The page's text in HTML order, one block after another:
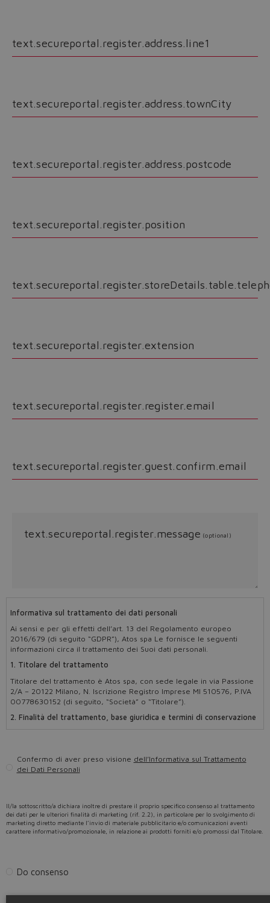
Do you want to leave the
configurator?
text.secureportal.register.address.line1
text.secureportal.register.address.townCity
text.secureportal.register.address.postcode
text.secureportal.register.position
text.secureportal.register.extension
text.secureportal.register.register.email
Conferma indirizzo e-mail
text.secureportal.register.guest.confirm.email
text.secureportal.register.message (optional)
Informativa sul trattamento dei dati personali
Ai sensi e per gli effetti dell’art. 13 del Regolamento europeo
2016/679 (di seguito “GDPR”), Atos spa Le fornisce le seguenti
informazioni circa il trattamento dei Suoi dati personali.
1. Titolare del trattamento
Titolare del trattamento è Atos spa, con sede legale in via Passione
2/A – 20122 Milano, N. Iscrizione Registro Imprese MI 510576, P.IVA
00778630152 (di seguito, “Società” o “Titolare”).
2. Finalità del trattamento, base giuridica e termini di conservazione
Suo consenso in quanto la base giuridica è contrattuale. I dati
verranno conservati per il tempo necessario a risponderLe.
iscrizione/registrazione alla newsletter promozionale della Società,
pertanto per l’invio di comunicazioni ed offerte promozionali relative
ai prodotti offerti dalla Società e/o segnalazione di eventi quali fiere
In difetto di Suo consenso, i Suoi Dati non saranno trattati per le
fino a quando Lei non richieda di revocare il consenso prestato.
Confermo di aver preso visione dell’Informativa sul Trattamento
dei Dati Personali
Il/la sottoscritto/a dichiara inoltre di prestare il proprio specifico consenso al trattamento
dei dati per le ulteriori finalità di marketing (rif. 2.2), in particolare per lo svolgimento di
marketing diretto mediante l’invio di materiale pubblicitario e/o comunicazioni aventi
carattere informativo/promozionale, in relazione ai prodotti forniti e/o promossi dal Titolare.
Do consenso